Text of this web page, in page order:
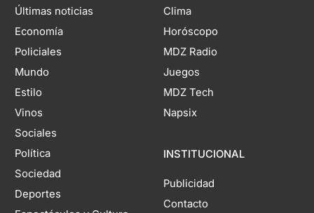
Últimas noticias
Economía
Policiales
Mundo
Estilo
Vinos
Sociales
Política
Sociedad
Deportes
Clima
Horóscopo
MDZ Radio
Juegos
MDZ Tech
Napsix
INSTITUCIONAL
Publicidad
Contacto